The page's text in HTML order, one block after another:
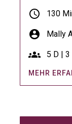
schedule 130
account_circle Mally
groups 5 D |
MEHR